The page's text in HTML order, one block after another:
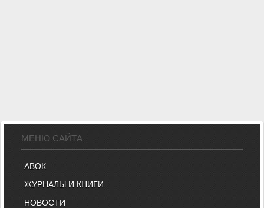
МЕНЮ САЙТА
АВОК
ЖУРНАЛЫ И КНИГИ
НОВОСТИ